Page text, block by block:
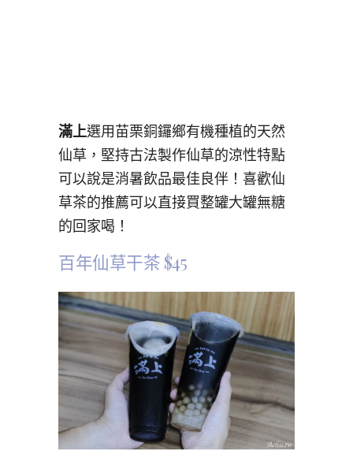
滿上選用苗栗銅鑼鄉有機種植的天然
仙草，堅持古法製作仙草的涼性特點
可以說是消暑飲品最佳良伴！喜歡仙
草茶的推薦可以直接買整罐大罐無糖
的回家喝！
百年仙草干茶 $45